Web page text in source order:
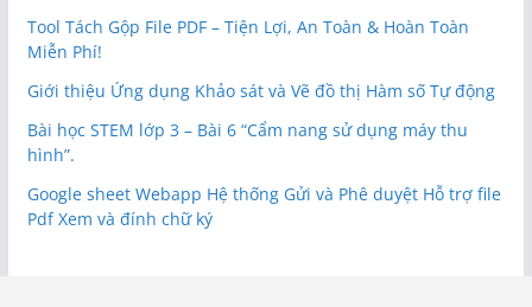
Tool Tách Gộp File PDF – Tiện Lợi, An Toàn & Hoàn Toàn
Miễn Phí!
Giới thiệu Ứng dụng Khảo sát và Vẽ đồ thị Hàm số Tự động
Bài học STEM lớp 3 – Bài 6 “Cẩm nang sử dụng máy thu
hình”.
Google sheet Webapp Hệ thống Gửi và Phê duyệt Hỗ trợ file
Pdf Xem và đính chữ ký